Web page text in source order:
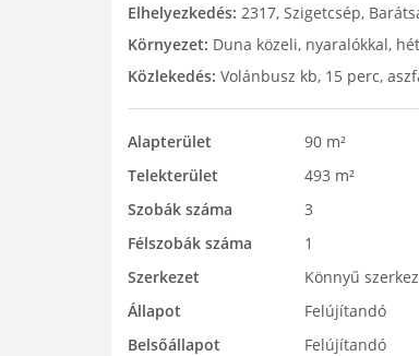
Elhelyezkedés: 2317, Szigetcsép,
Környezet: Duna közeli, nyaralókkal,
Közlekedés: Volánbusz kb, 15 perc,
Alapterület
90 m²
Telekterület
493 m²
Szobák száma
3
Félszobák száma
1
Szerkezet
Könnyű
Állapot
Felújítandó
Belsőállapot
Felújítandó